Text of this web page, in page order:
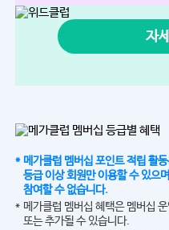
자
메가클럽 멤버십 포인트 적립 활
등급 이상 회원만 이용할 수 있으
참여할 수 없습니다.
메가클럽 멤버십 혜택은 멤버십
또는 추가될 수 있습니다.